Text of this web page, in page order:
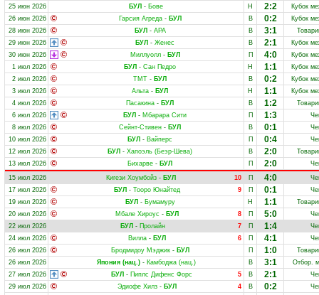
25 июн 2026
БУЛ - Бове Н 2:2
Кубок
26 июн 2026
Гарсия Агреда- БУЛ В 0:2
Кубок
28 июн 2026
БУЛ - АРА В 3:1
29 июн 2026
БУЛ - Женес В 2:1
Кубок
30 июн 2026
Миллуолл- БУЛ П 4:0
Кубок
1 июл 2026
БУЛ - Сан Педро Н 1:1
Кубок
2 июл 2026
ТМТ - БУЛ В 0:2
Кубок
3 июл 2026
Альта - БУЛ Н 1:1
Кубок
4 июл 2026
Пасакина - БУЛ В 1:2
6 июл 2026
БУЛ - Мбарара Сити П 1:3
8 июл 2026
Сейнт-Стивен - БУЛ В 0:1
10 июл 2026
БУЛ - Вайперс П 0:4
12 июл 2026
БУЛ - Хапоэль (Беэр-Шева) В 2:0
13 июл 2026
Бихарве - БУЛ П 2:0
15 июл 2026
10
Кигези Хоумбойз - БУЛ П 4:0
17 июл 2026
9
БУЛ - Тооро Юнайтед П 0:1
19 июл 2026
БУЛ - Бумамуру Н 1:1
20 июл 2026
8
Мбале Хироус - БУЛ П 5:0
22 июл 2026
7
БУЛ - Пролайн П 1:4
24 июл 2026
6
Вилла- БУЛ П 4:1
26 июл 2026
Бродмидоу Мэджик- БУЛ П 1:0
26 июл 2026
Япония (нац.)- Камбоджа (нац.) В 3:1
Отбор.
27 июл 2026
5
БУЛ - Пиплс Дифенс Форс В 2:1
29 июл 2026
4
Эдиофе Хилз- БУЛ В 0:2